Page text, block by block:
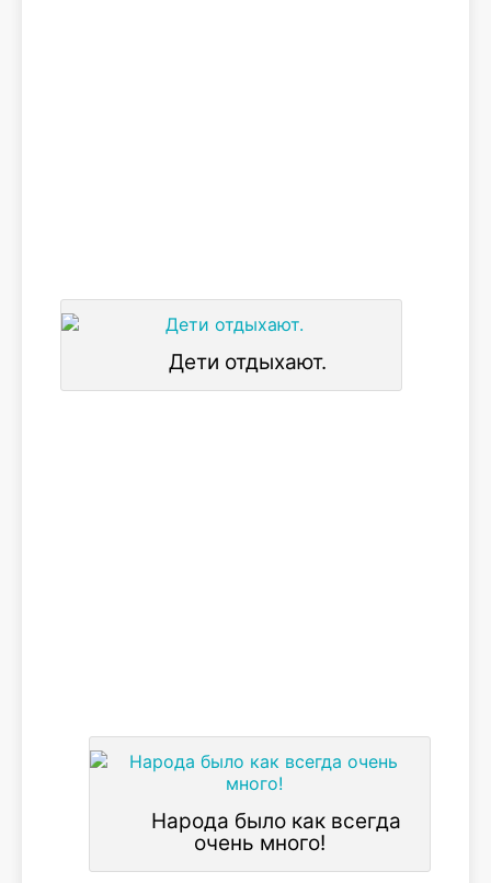
Дети отдыхают.
Народа было как всегда
очень много!